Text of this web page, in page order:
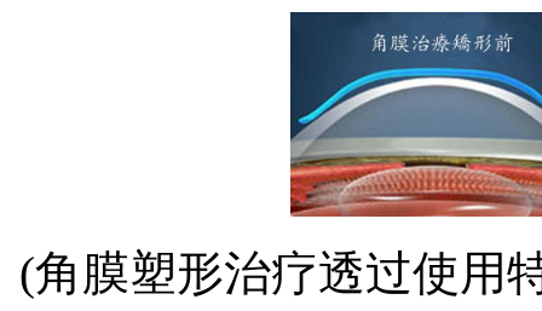
(角膜塑形治疗透过使用